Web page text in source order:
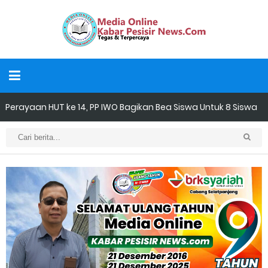
Perayaan HUT ke 14, PP IWO Bagikan Bea Siswa Untuk 8 Siswa
Mantan Wakil Ketua DPRD Riau Dukung Penuh Penerbitan Buku
Sejarah Perjuangan Lahirnya Kabupaten Kepulauan
MerantiMERANTI –
Apel Siaga Karhutla 2026 Digelar di Sabak Auh, Polsek dan